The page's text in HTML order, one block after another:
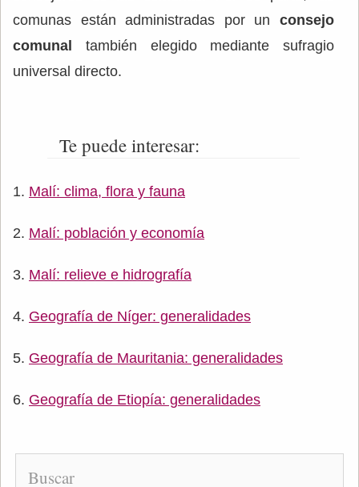
comunas están administradas por un consejo
comunal también elegido mediante sufragio
universal directo.
Te puede interesar:
Malí: clima, flora y fauna
Malí: población y economía
Malí: relieve e hidrografía
Geografía de Níger: generalidades
Geografía de Mauritania: generalidades
Geografía de Etiopía: generalidades
Buscar